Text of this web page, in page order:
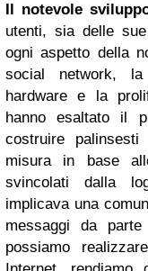
Il notevole
utenti, sia delle
ogni aspetto della
social network, la
hardware e la
hanno esaltato il
costruire
misura in base
svincolati dalla
implicava una
messaggi da
possiamo